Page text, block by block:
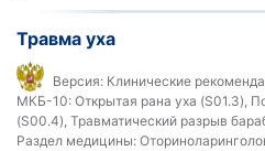
Травма уха
Версия: Клинические
МКБ-10: Открытая рана уха (S01.3),
(S00.4), Травматический разрыв
Раздел медицины: